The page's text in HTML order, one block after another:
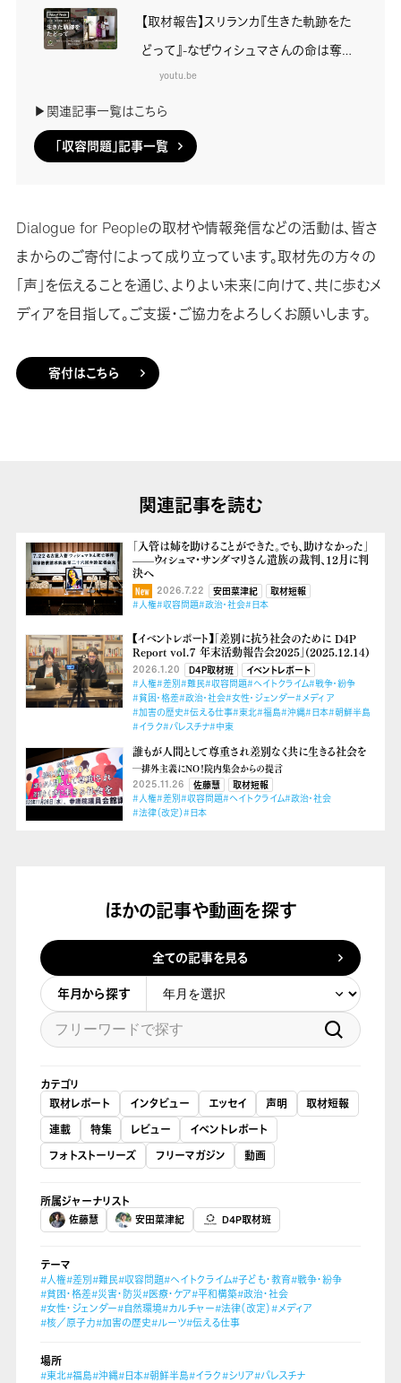
【取材報告】スリランカ『生きた軌跡をた
どって』-なぜウィシュマさんの命は奪わ
れたのか _Voice of People_Vol.11 ／
安田菜津紀・佐藤慧
youtu.be
▶関連記事一覧はこちら
「収容問題」記事一覧
Dialogue for Peopleの取材や情報発信などの活動は、皆さ
まからのご寄付によって成り立っています。取材先の方々の
「声」を伝えることを通じ、よりよい未来に向けて、共に歩むメ
ディアを目指して。ご支援・ご協力をよろしくお願いします。
寄付はこちら
関連記事を読む
「入管は姉を助けることができた。でも、助けなかった」
——ウィシュマ・サンダマリさん遺族の裁判、12月に判
決へ
2026.7.22 安田菜津紀
取材短報
#人権#収容問題#政治・社会#日本
【イベントレポート】「差別に抗う社会のために D4P
Report vol.７ 年末活動報告会2025」(2025.12.14)
2026.1.20 D4P取材班
イベントレポート
#人権#差別#難民#収容問題#ヘイトクライム#戦争・紛争
#貧困・格差#政治・社会#女性・ジェンダー#メディア
#加害の歴史#伝える仕事#東北#福島#沖縄#日本#朝鮮半島
#イラク#パレスチナ#中東
誰もが人間として尊重され差別なく共に生きる社会を
―排外主義にNO！院内集会からの提言
2025.11.26 佐藤慧
取材短報
#人権#差別#収容問題#ヘイトクライム#政治・社会
#法律（改定）#日本
ほかの記事や動画を探す
全ての記事を見る
年月から探す
カテゴリ
取材レポート
インタビュー エッセイ 声明
取材短報
連載
特集 レビュー
イベントレポート
フォトストーリーズ
フリーマガジン 動画
所属ジャーナリスト
佐藤慧 安田菜津紀 D4P取材班
テーマ
#人権#差別#難民#収容問題#ヘイトクライム#子ども・教育#戦争・紛争
#貧困・格差#災害・防災#医療・ケア#平和構築#政治・社会
#女性・ジェンダー#自然環境#カルチャー#法律（改定）#メディア
#核／原子力#加害の歴史#ルーツ#伝える仕事
場所
#東北#福島#沖縄#日本#朝鮮半島#イラク#シリア#パレスチナ